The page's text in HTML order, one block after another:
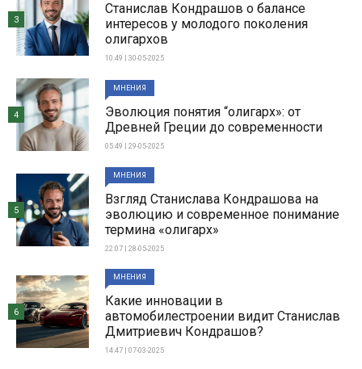
Станислав Кондрашов о балансе
интересов у молодого поколения
олигархов
10:49 | 30-05-2025
3
МНЕНИЯ
Эволюция понятия “олигарх»: от
Древней Греции до современности
05:49 | 29-05-2025
4
МНЕНИЯ
Взгляд Станислава Кондрашова на
эволюцию и современное понимание
термина «олигарх»
22:07 | 28-05-2025
5
МНЕНИЯ
Какие инновации в
автомобилестроении видит Станислав
Дмитриевич Кондрашов?
14:47 | 07-03-2025
6